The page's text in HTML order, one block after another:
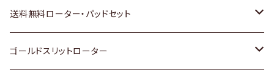
日野
三菱ふそう
日野
三菱ふそう
三菱ふそう
その他
三菱
スバル
ダイハツ
マツダ
マツダ
三菱
日産
ダイハツ
スズキ
日産
ホンダ
スズキ
トヨタ
ホンダ
送料無料ローター・パッドセット
トヨタ
ゴールドスリットローター